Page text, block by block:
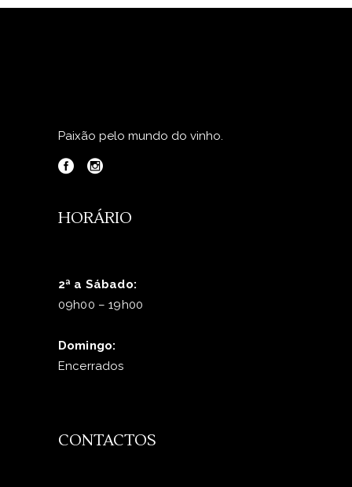
Paixão pelo mundo do vinho.
HORÁRIO
2ª a Sábado:
09h00 – 19h00
Domingo:
Encerrados
CONTACTOS